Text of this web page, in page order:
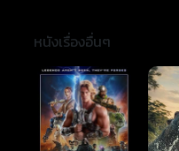
หนังเรื่องอื่นๆ